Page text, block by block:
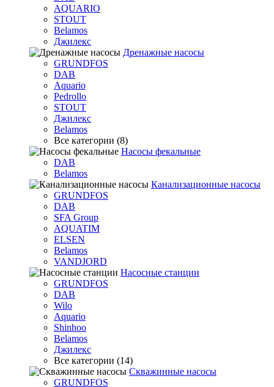
AQUARIO
STOUT
Belamos
Джилекс
Дренажные насосы
GRUNDFOS
DAB
Aquario
Pedrollo
STOUT
Джилекс
Belamos
Все категории (8)
Насосы фекальные
DAB
Belamos
Канализационные насосы
GRUNDFOS
DAB
SFA Group
AQUATIM
ELSEN
Belamos
VANDJORD
Насосные станции
GRUNDFOS
DAB
Wilo
Aquario
Shinhoo
Belamos
Джилекс
Все категории (14)
Скважинные насосы
GRUNDFOS